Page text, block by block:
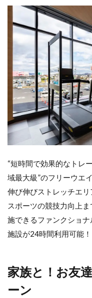
“短時間で効果的なトレ
域最大級”のフリーウエ
伸び伸びストレッチエリ
スポーツの競技力向上
施できるファンクショ
施設が24時間利用可能！
家族と！お友
ーン